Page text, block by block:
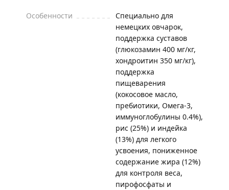
Особенности
Специально для
немецких овчарок,
поддержка суставов
(глюкозамин 400 мг/кг,
хондроитин 350 мг/кг),
поддержка
пищеварения
(кокосовое масло,
пребиотики, Омега-3,
иммуноглобулины 0.4%),
рис (25%) и индейка
(13%) для легкого
усвоения, пониженное
содержание жира (12%)
для контроля веса,
пирофосфаты и